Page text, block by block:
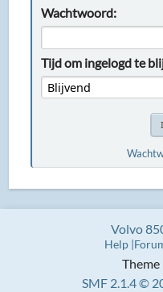
Wachtwoord:
Tijd om ingelogd te
Theme
SMF 2.1.4 ©
Volvo
Help